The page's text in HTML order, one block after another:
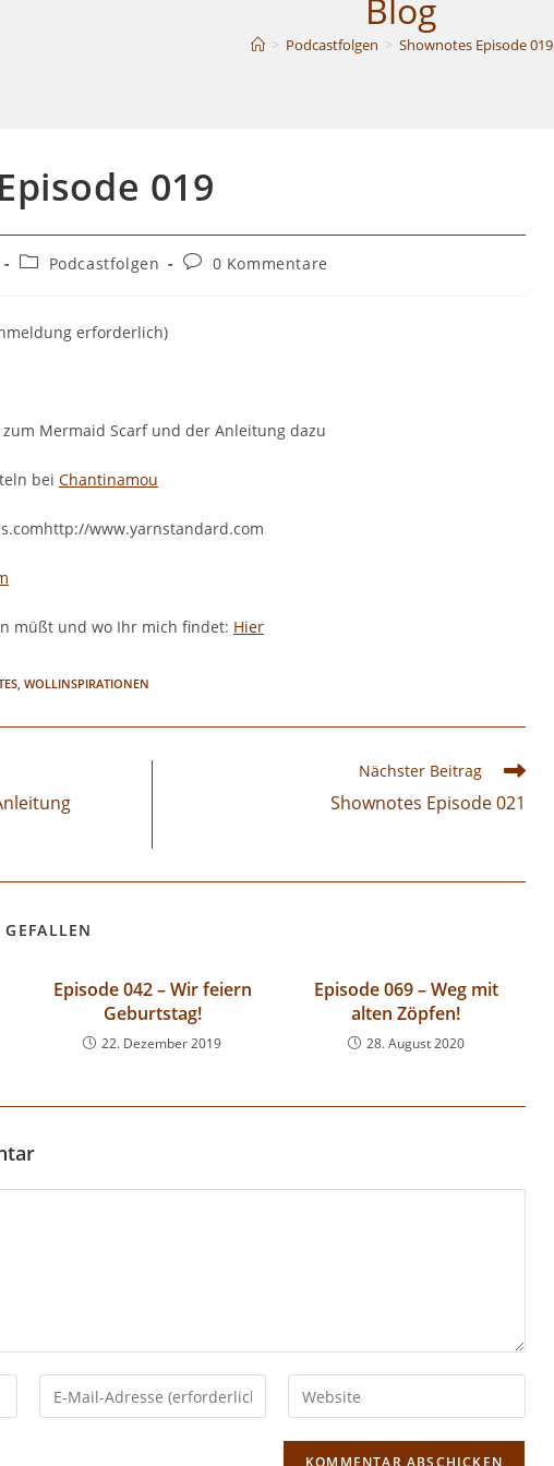
UMSCHALTEN
Blog
> Podcastfolgen > Shownotes Episode 019
019
Beitrags-
Podcastfolgen
Beitrags-
0 Kommentare
erforderlich)
Mermaid Scarf und der Anleitung dazu
bei Chantinamou
www.yarnstandard.com
müßt und wo Ihr mich findet: Hier
, WOLLINSPIRATIONEN
Nächster Beitrag
Shownotes Episode 021
Episode 042 – Wir feiern
Geburtstag!
22. Dezember 2019
Episode 069 – Weg mit
alten Zöpfen!
28. August 2020
Gib
deine
Gib
deine
Website-